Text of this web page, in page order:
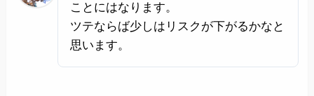
ことにはなります。
ツテならば少しはリスクが下がるかなと
思います。